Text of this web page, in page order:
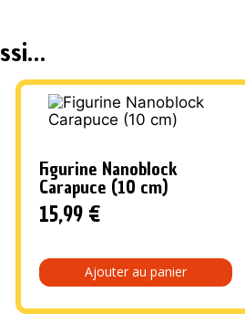
Figurine Nanoblock
Carapuce (10 cm)
15,99 €
Ajouter au panier